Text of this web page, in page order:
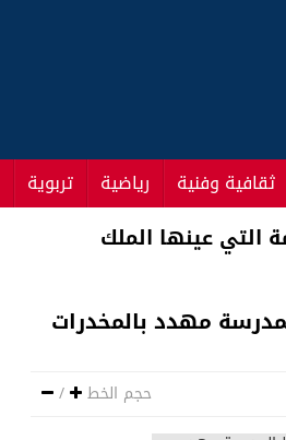
ثقافية وفنية رياضية تربوية
مهدد بالمخدرات
حجم الخط /